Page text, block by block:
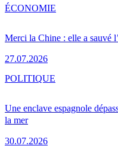
Merci la Chine : elle a sauvé
27.07.2026
ÉCONOMIE
Une enclave espagnole
la mer
30.07.2026
POLITIQUE